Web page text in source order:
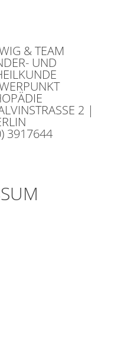
& TEAM
UND
2 | 1
3917644